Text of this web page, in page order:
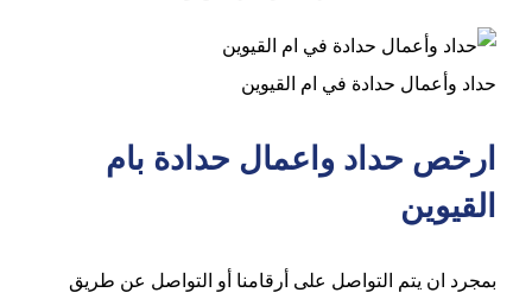
حداد وأعمال حدادة في ام القيوين
ارخص حداد واعمال حدادة بام
القيوين
بمجرد ان يتم التواصل على أرقامنا أو التواصل عن طريق